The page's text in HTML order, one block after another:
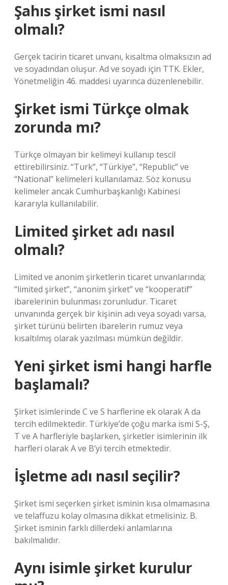
Şahıs şirket ismi nasıl
olmalı?
Gerçek tacirin ticaret unvanı, kısaltma olmaksızın ad
ve soyadından oluşur. Ad ve soyadı için TTK. Ekler,
Yönetmeliğin 46. maddesi uyarınca düzenlenebilir.
Şirket ismi Türkçe olmak
zorunda mı?
Türkçe olmayan bir kelimeyi kullanıp tescil
ettirebilirsiniz. “Turk”, “Türkiye”, “Republic” ve
“National” kelimeleri kullanılamaz. Söz konusu
kelimeler ancak Cumhurbaşkanlığı Kabinesi
kararıyla kullanılabilir.
Limited şirket adı nasıl
olmalı?
Limited ve anonim şirketlerin ticaret unvanlarında;
“limited şirket”, “anonim şirket” ve “kooperatif”
ibarelerinin bulunması zorunludur. Ticaret
unvanında gerçek bir kişinin adı veya soyadı varsa,
şirket türünü belirten ibarelerin rumuz veya
kısaltılmış olarak yazılması mümkün değildir.
Yeni şirket ismi hangi harfle
başlamalı?
Şirket isimlerinde C ve S harflerine ek olarak A da
tercih edilmektedir. Türkiye’de çoğu marka ismi S-Ş,
T ve A harfleriyle başlarken, şirketler isimlerinin ilk
harfleri olarak A ve B’yi tercih etmektedir.
İşletme adı nasıl seçilir?
Şirket ismi seçerken şirket isminin kısa olmamasına
ve telaffuzu kolay olmasına dikkat etmelisiniz. B.
Şirket isminin farklı dillerdeki anlamlarına
bakılmalıdır.
Aynı isimle şirket kurulur